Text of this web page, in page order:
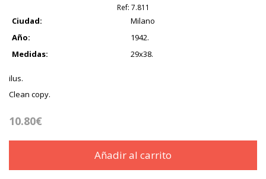
Ref: 7.811
Ciudad:
Milano
Año:
1942.
Medidas:
29x38.
ilus.
Clean copy.
10.80€
Añadir al carrito